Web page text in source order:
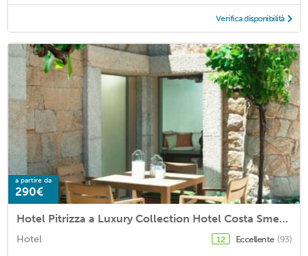
Verifica disponibilità
a partire da
290€
Hotel Pitrizza a Luxury Collection Hotel Costa Smeralda
Hotel 12 Eccellente (93)